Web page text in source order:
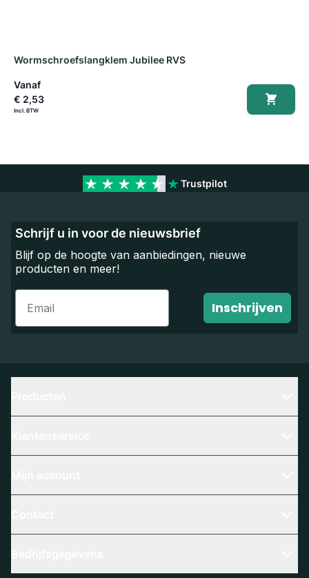
Wormschroefslangklem Jubilee RVS
Vanaf
€ 2,53
Trustpilot
Schrijf u in voor de nieuwsbrief
Blijf op de hoogte van aanbiedingen, nieuwe
producten en meer!
Email
Inschrijven